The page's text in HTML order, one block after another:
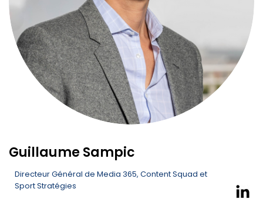
Guillaume Sampic
Directeur Général de Media 365, Content Squad et
Sport Stratégies